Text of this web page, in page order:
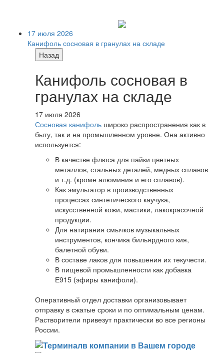
17 июля 2026
Канифоль сосновая в гранулах на складе
Назад
Канифоль сосновая в
гранулах на складе
17 июля 2026
Сосновая канифоль широко распространения как в
быту, так и на промышленном уровне. Она активно
используется:
В качестве флюса для пайки цветных
металлов, стальных деталей, медных сплавов
и т.д. (кроме алюминия и его сплавов).
Как эмульгатор в производственных
процессах синтетического каучука,
искусственной кожи, мастики, лакокрасочной
продукции.
Для натирания смычков музыкальных
инструментов, кончика бильярдного кия,
балетной обуви.
В составе лаков для повышения их текучести.
В пищевой промышленности как добавка
Е915 (эфиры канифоли).
Оперативный отдел доставки организовывает
отправку в сжатые сроки и по оптимальным ценам.
Растворители привезут практически во все регионы
России.